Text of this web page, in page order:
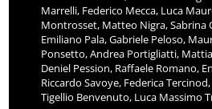
Marrelli, Federico Mecca, Luca
Montrosset, Matteo Nigra, Sabrina
Emiliano Pala, Gabriele Peloso,
Ponsetto, Andrea Portigliatti,
Deniel Pession, Raffaele Romano,
Riccardo Savoye, Federica
Tigellio Benvenuto, Luca Massimo